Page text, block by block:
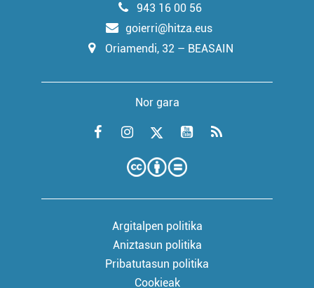
943 16 00 56
goierri@hitza.eus
Oriamendi, 32 – BEASAIN
Nor gara
Argitalpen politika
Aniztasun politika
Pribatutasun politika
Cookieak